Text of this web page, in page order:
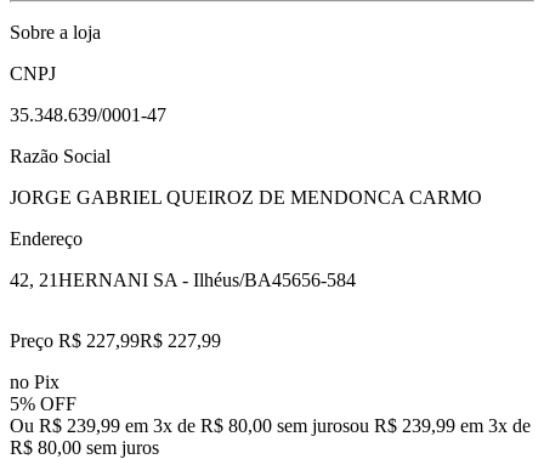
Sobre a loja
CNPJ
35.348.639/0001-47
Razão Social
JORGE GABRIEL QUEIROZ DE MENDONCA CARMO
Endereço
42, 21HERNANI SA - Ilhéus/BA45656-584
Preço R$ 227,99R$ 227,99
no Pix
5% OFF
Ou R$ 239,99 em 3x de R$ 80,00 sem jurosou R$ 239,99 em 3x de
R$ 80,00 sem juros